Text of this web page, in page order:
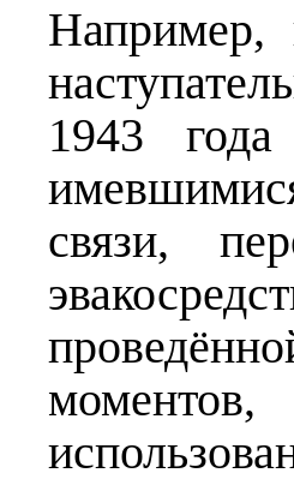
Например,
1943
связи,